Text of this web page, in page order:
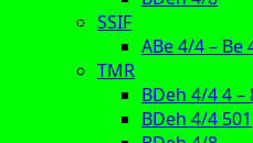
SSIF
ABe 4/4 – Be
TMR
BDeh 4/4 4 –
BDeh 4/4 501